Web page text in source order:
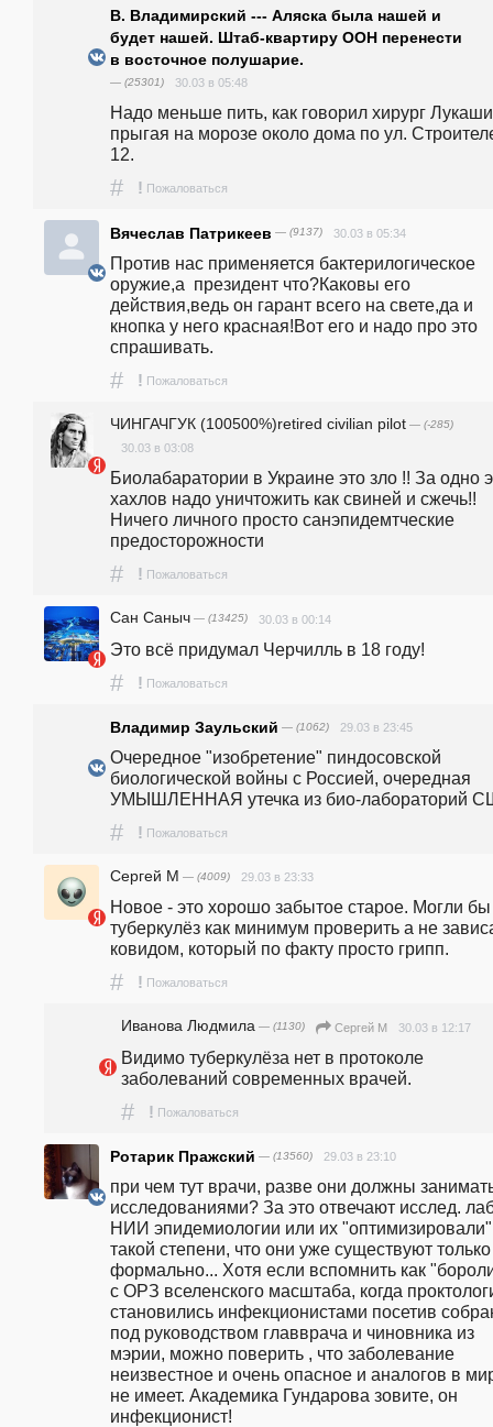
В. Владимирский --- Аляска была нашей и
будет нашей. Штаб-квартиру ООН перенести
в восточное полушарие.
— (25301) 30.03 в 05:48
Надо меньше пить, как говорил хирург
прыгая на морозе около дома по ул.
12.
# ! Пожаловаться
Вячеслав Патрикеев — (9137) 30.03 в 05:34
Против нас применяется бактерилогическое
оружие,а  президент что?Каковы его
действия,ведь он гарант всего на свете,да и
кнопка у него красная!Вот его и надо про это
спрашивать.
# ! Пожаловаться
ЧИНГАЧГУК (100500%)retired civilian pilot — (-285)
30.03 в 03:08
Биолабаратории в Украине это зло !! За одно
хахлов надо уничтожить как свиней и сжечь!!
Ничего личного просто санэпидемтческие
предосторожности
# ! Пожаловаться
Сан Саныч — (13425) 30.03 в 00:14
Это всё придумал Черчилль в 18 году!
# ! Пожаловаться
Владимир Заульский — (1062) 29.03 в 23:45
Очередное "изобретение" пиндосовской
биологической войны с Россией, очередная
УМЫШЛЕННАЯ утечка из био-лабораторий
# ! Пожаловаться
Сергей М — (4009) 29.03 в 23:33
Новое - это хорошо забытое старое. Могли
туберкулёз как минимум проверить а не
ковидом, который по факту просто грипп.
# ! Пожаловаться
Иванова Людмила — (1130) Сергей М 30.03 в 12:17
Видимо туберкулёза нет в протоколе
заболеваний современных врачей.
# ! Пожаловаться
Ротарик Пражский — (13560) 29.03 в 23:10
при чем тут врачи, разве они должны
исследованиями? За это отвечают исслед.
НИИ эпидемиологии или их
такой степени, что они уже существуют только
формально... Хотя если вспомнить как
с ОРЗ вселенского масштаба, когда
становились инфекционистами посетив
под руководством главврача и чиновника из
мэрии, можно поверить , что заболевание
неизвестное и очень опасное и аналогов в
не имеет. Академика Гундарова зовите, он
инфекционист!